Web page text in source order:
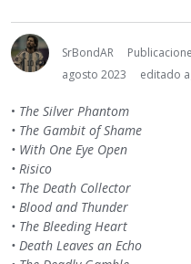
SrBondAR
agosto 2023
editado
• The Silver Phantom
• The Gambit of Shame
• With One Eye Open
• Risico
• The Death Collector
• Blood and Thunder
• The Bleeding Heart
• Death Leaves an Echo